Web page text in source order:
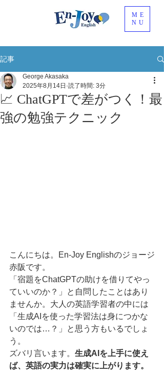
ME
NU
記事
📈 ChatGPTで差がつく！最
強の勉強テクニック
George Akasaka
2025年8月14日 読了時間: 3分
こんにちは。En-Joy Englishのジョージ
赤阪です。
「宿題をChatGPTの助けを借りてやっ
ていいのか？」と自問したことはあり
ませんか。大人の英語学習者の中には
「生成AIを使った学習法は身につかな
いのでは…？」と思う方もいるでしょ
う。
ズバリ言います。 生成AIを上手に使え
ば、英語の実力は確実に上がります。